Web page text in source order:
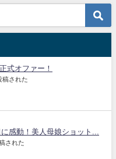
式オファー！
稿された
感動！美人母娘ショット...
された